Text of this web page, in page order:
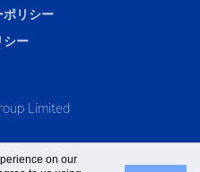
ポリシー
シー
Limited
on our